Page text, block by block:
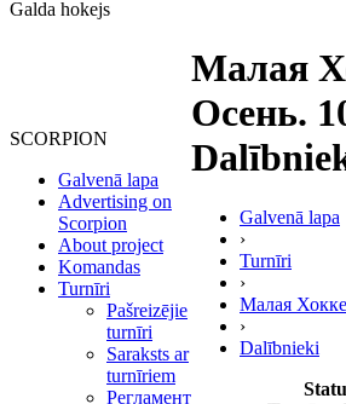
Galda hokejs
SCORPION
Galvenā lapa
Advertising on
Scorpion
About project
Komandas
Turnīri
Pašreizējie
turnīri
Saraksts ar
turnīriem
Регламент
Малая
Осень.
Galvenā lapa
›
Turnīri
›
Малая
›
Dalībnieki